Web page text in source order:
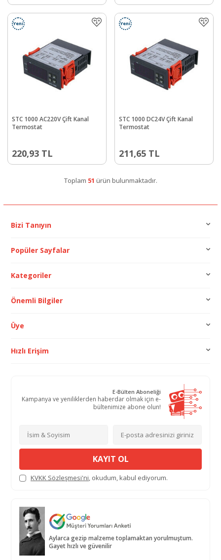
Yeni
STC 1000 AC220V Çift Kanal
Termostat
220,93 TL
Yeni
STC 1000 DC24V Çift Kanal
Termostat
211,65 TL
Toplam 51 ürün bulunmaktadır.
Bizi Tanıyın
Popüler Sayfalar
Kategoriler
Önemli Bilgiler
Üye
Hızlı Erişim
E-Bülten Aboneliği
Kampanya ve yeniliklerden haberdar olmak için e-
bültenimize abone olun!
KAYIT OL
KVKK Sözleşmesi'ni, okudum, kabul ediyorum.
Aylarca gezip malzeme toplamaktan yorulmuştum.
Gayet hızlı ve güvenilir